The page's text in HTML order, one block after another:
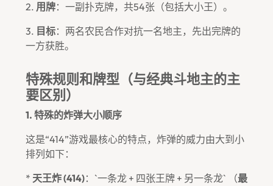
2. 用牌：一副扑克牌，共54张（包括大小王）。
3. 目标：两名农民合作对抗一名地主，先出完牌的
一方获胜。
特殊规则和牌型（与经典斗地主的主
要区别）
1. 特殊的炸弹大小顺序
这是“414”游戏最核心的特点，炸弹的威力由大到小
排列如下：
* 天王炸 (414)：`一条龙 + 四张王牌 + 另一条龙` （最